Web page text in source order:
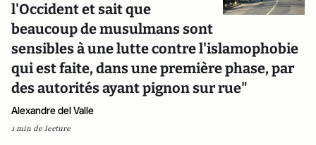
l'Occident et sait que
beaucoup de musulmans sont
sensibles à une lutte contre l'islamophobie
qui est faite, dans une première phase, par
des autorités ayant pignon sur rue"
Alexandre del Valle
1 min de lecture